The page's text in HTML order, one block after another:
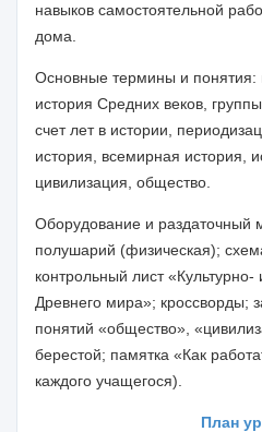
навыков самостоятельной
дома.
Основные термины и понятия:
история Средних веков,
счет лет в истории,
история, всемирная история,
цивилизация, общество.
Оборудование и раздаточный
полушарий (физи­ческая);
контрольный лист
Древнего мира»; кроссворды;
понятий «общество»,
бере­стой; памятка «Как
каждого учаще­гося).
План